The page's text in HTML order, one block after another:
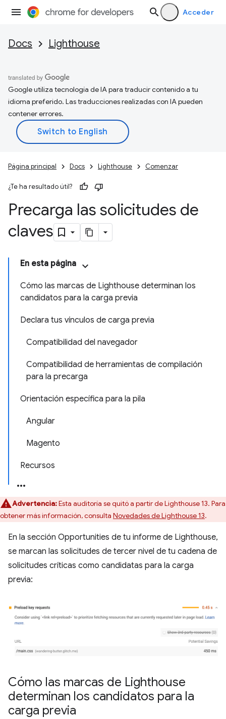
Acceder
Docs Lighthouse
Google utiliza tecnología de IA para traducir contenido a tu
idioma preferido. Las traducciones realizadas con IA pueden
contener errores.
Página principal Docs Lighthouse Comenzar
¿Te ha resultado útil?
Precarga las solicitudes de
claves
En esta página
Cómo las marcas de Lighthouse determinan los
candidatos para la carga previa
Declara tus vínculos de carga previa
Compatibilidad del navegador
Compatibilidad de herramientas de compilación
para la precarga
Orientación específica para la pila
Angular
Magento
Recursos
Advertencia:Esta auditoría se quitó a partir de Lighthouse 13. Para
obtener más información, consulta Novedades de Lighthouse 13.
En la sección Opportunities de tu informe de Lighthouse,
se marcan las solicitudes de tercer nivel de tu cadena de
solicitudes críticas como candidatas para la carga
previa:
Cómo las marcas de Lighthouse
determinan los candidatos para la
carga previa